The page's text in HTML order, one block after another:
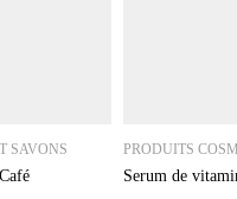
SAVONS PRODUITS
Serum de